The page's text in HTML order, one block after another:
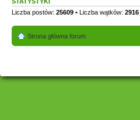
Liczba postów: 25609 • Liczba wątków: 2916
Strona główna forum